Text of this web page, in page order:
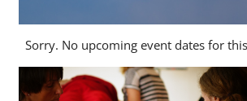
Sorry. No upcoming event dates for